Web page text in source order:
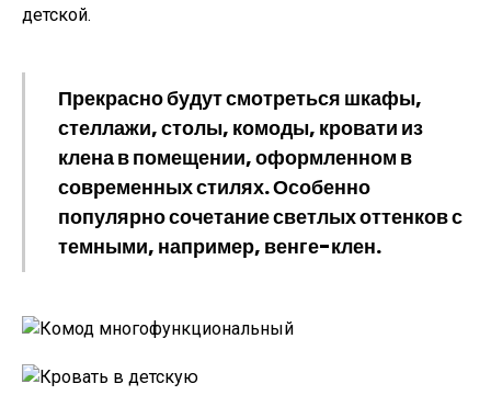
детской.
Прекрасно будут смотреться шкафы,
стеллажи, столы, комоды, кровати из
клена в помещении, оформленном в
современных стилях. Особенно
популярно сочетание светлых оттенков с
темными, например, венге-клен.